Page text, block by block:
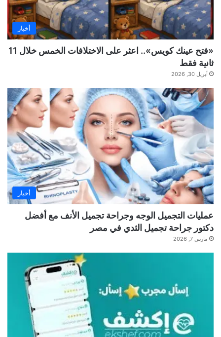
أخبار
«فتح عينك كويس».. اعثر على الاختلافات الخمس خلال 11
ثانية فقط
أبريل 30, 2026
أخبار
عمليات التجميل الوجه وجراحة تجميل الأنف مع أفضل
دكتور جراحة تجميل الثدي في مصر
مارس 7, 2026